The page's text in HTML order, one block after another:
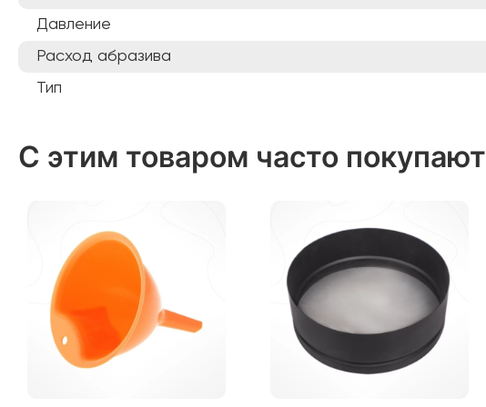
Давление
Расход абразива
Тип
С этим товаром часто покупают